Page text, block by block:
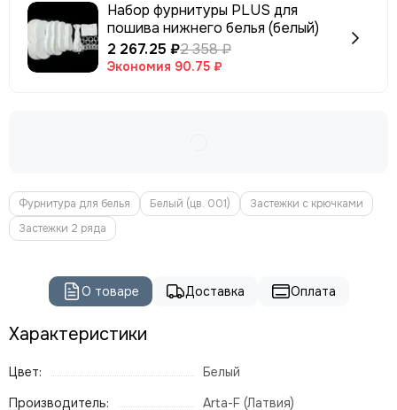
Набор фурнитуры PLUS для
пошива нижнего белья (белый)
2 267.25 ₽2 358 ₽
Экономия 90.75 ₽
Фурнитура для белья Белый (цв. 001)
Застежки с крючками
Застежки 2 ряда
О товаре Доставка Оплата
Характеристики
Цвет:
Белый
Производитель:
Arta-F (Латвия)